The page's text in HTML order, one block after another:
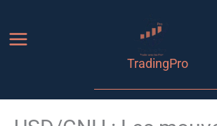
contenu
TradingPro